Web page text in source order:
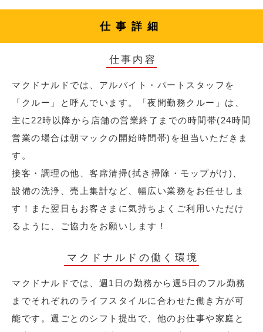
仕事詳細
仕事内容
マクドナルドでは、アルバイト・パートスタッフを
「クルー」と呼んでいます。「夜間勤務クルー」は、
主に22時以降から店舗の営業終了までの時間帯(24時間
営業の場合は朝マックの開始時間帯)を担当いただきま
す。
接客・調理の他、客席清掃(拭き掃除・モップがけ)、
設備の洗浄、売上集計など、幅広い業務をお任せしま
す！また翌日もお客さまに気持ちよくご利用いただけ
るように、ご協力をお願いします！
マクドナルドの働く環境
マクドナルドでは、週1日の勤務から週5日のフル勤務
までそれぞれのライフスタイルに合わせた働き方が可
能です。週ごとのシフト提出で、他のお仕事や家庭と